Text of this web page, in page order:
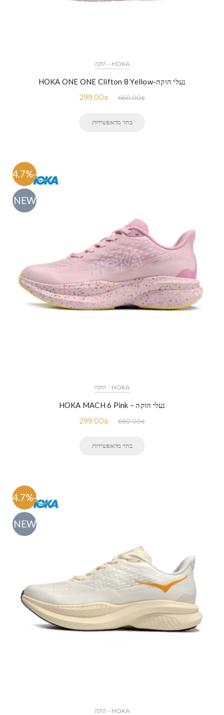
HOKA - הוקה
נעלי הוקה-HOKA ONE ONE Clifton 8 Yellow
660.00₪
299.00₪
בחר מהאפשרויות
-54.7%
NEW
HOKA - הוקה
נעלי הוקה – HOKA MACH 6 Pink
660.00₪
299.00₪
בחר מהאפשרויות
-54.7%
NEW
HOKA - הוקה